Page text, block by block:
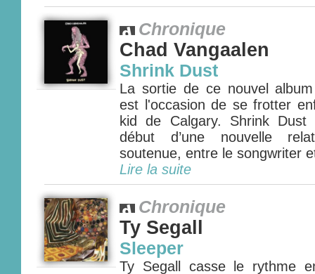
Chronique
Chad Vangaalen
Shrink Dust
La sortie de ce nouvel
est l'occasion de se frotter
kid de Calgary. Shrink Dust
début d’une nouvelle
soutenue, entre le songwriter
Lire la suite
Chronique
Ty Segall
Sleeper
Ty Segall casse le rythme